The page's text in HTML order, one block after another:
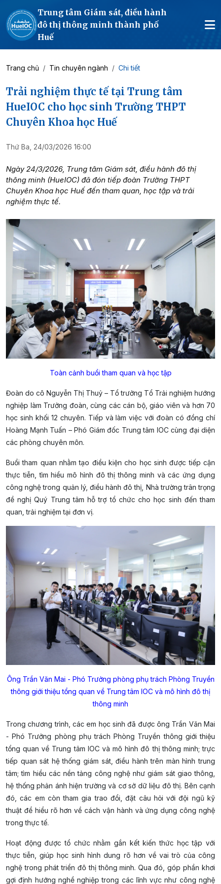
Trung tâm Giám sát, điều hành
đô thị thông minh thành phố
Huế
Trang chủ Tin chuyên ngành Chi tiết
Trải nghiệm thực tế tại Trung tâm
HueIOC cho học sinh Trường THPT
Chuyên Khoa học Huế
Thứ Ba, 24/03/2026 16:00
Ngày 24/3/2026, Trung tâm Giám sát, điều hành đô thị
thông minh (HueIOC) đã đón tiếp đoàn Trường THPT
Chuyên Khoa học Huế đến tham quan, học tập và trải
nghiệm thực tế.
Toàn cảnh buổi tham quan và học tập
Đoàn do cô Nguyễn Thị Thuỷ – Tổ trưởng Tổ Trải nghiệm hướng
nghiệp làm Trưởng đoàn, cùng các cán bộ, giáo viên và hơn 70
học sinh khối 12 chuyên. Tiếp và làm việc với đoàn có đồng chí
Hoàng Mạnh Tuấn – Phó Giám đốc Trung tâm IOC cùng đại diện
các phòng chuyên môn.
Buổi tham quan nhằm tạo điều kiện cho học sinh được tiếp cận
thực tiễn, tìm hiểu mô hình đô thị thông minh và các ứng dụng
công nghệ trong quản lý, điều hành đô thị, Nhà trường trân trọng
đề nghị Quý Trung tâm hỗ trợ tổ chức cho học sinh đến tham
quan, trải nghiệm tại đơn vị.
Ông Trần Văn Mai - Phó Trưởng phòng phụ trách Phòng Truyền
thông giới thiệu tổng quan về Trung tâm IOC và mô hình đô thị
thông minh
Trong chương trình, các em học sinh đã được ông Trần Văn Mai
- Phó Trưởng phòng phụ trách Phòng Truyền thông giới thiệu
tổng quan về Trung tâm IOC và mô hình đô thị thông minh; trực
tiếp quan sát hệ thống giám sát, điều hành trên màn hình trung
tâm; tìm hiểu các nền tảng công nghệ như giám sát giao thông,
hệ thống phản ánh hiện trường và cơ sở dữ liệu đô thị. Bên cạnh
đó, các em còn tham gia trao đổi, đặt câu hỏi với đội ngũ kỹ
thuật để hiểu rõ hơn về cách vận hành và ứng dụng công nghệ
trong thực tế.
Hoạt động được tổ chức nhằm gắn kết kiến thức học tập với
thực tiễn, giúp học sinh hình dung rõ hơn về vai trò của công
nghệ trong phát triển đô thị thông minh. Qua đó, góp phần khơi
gợi định hướng nghề nghiệp trong các lĩnh vực như công nghệ